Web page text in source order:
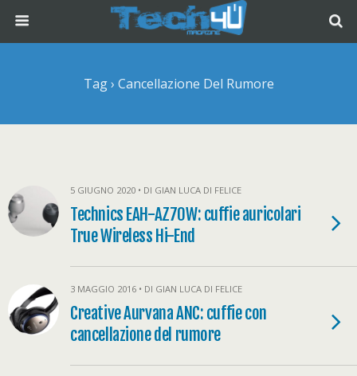
Tag › Cancellazione Del Rumore
5 GIUGNO 2020 • DI GIAN LUCA DI FELICE
Technics EAH-AZ70W: cuffie auricolari
True Wireless Hi-End
3 MAGGIO 2016 • DI GIAN LUCA DI FELICE
Creative Aurvana ANC: cuffie con
cancellazione del rumore